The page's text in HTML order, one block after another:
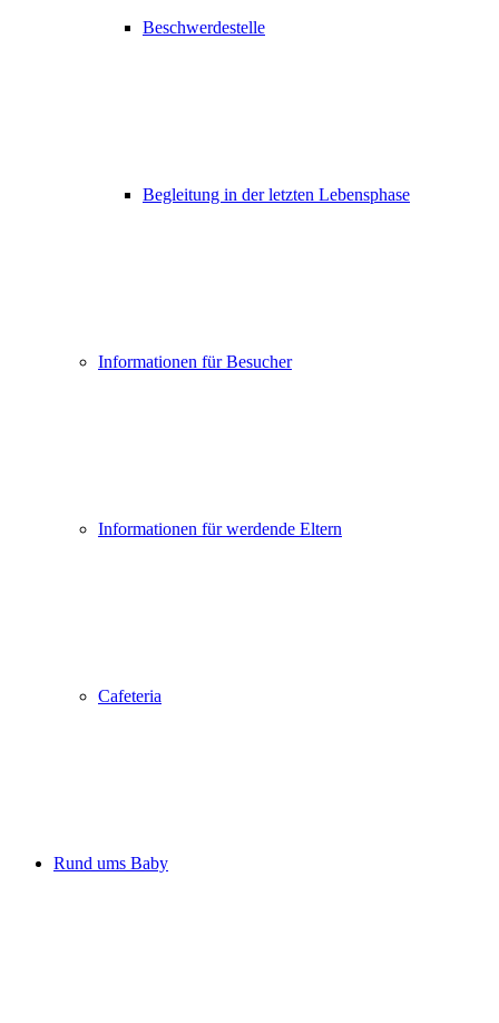
Beschwerdestelle
Begleitung in der letzten Lebensphase
Informationen für Besucher
Informationen für werdende Eltern
Cafeteria
Rund ums Baby